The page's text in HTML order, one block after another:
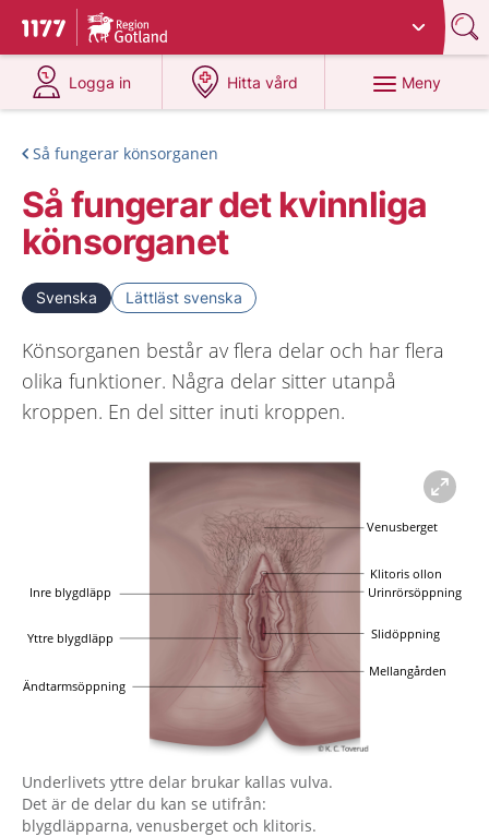
Till startsidan för 1177
Du har valt region
Logga in
på 1177.se
Hitta vård
på 1177.se
Meny
Så fungerar könsorganen
Så fungerar det kvinnliga
könsorganet
Svenska Lättläst svenska
Könsorganen består av flera delar och har flera
olika funktioner. Några delar sitter utanpå
kroppen. En del sitter inuti kroppen.
Förstora bilden
Underlivets yttre delar brukar kallas vulva.
Det är de delar du kan se utifrån:
blygdläpparna, venusberget och klitoris.